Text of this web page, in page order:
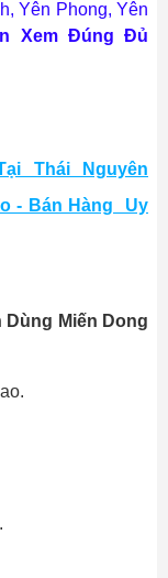
Yên Phong, Yên
Xem Đúng Đủ
Thái Nguyên
- Bán Hàng Uy
Dùng Miến Dong